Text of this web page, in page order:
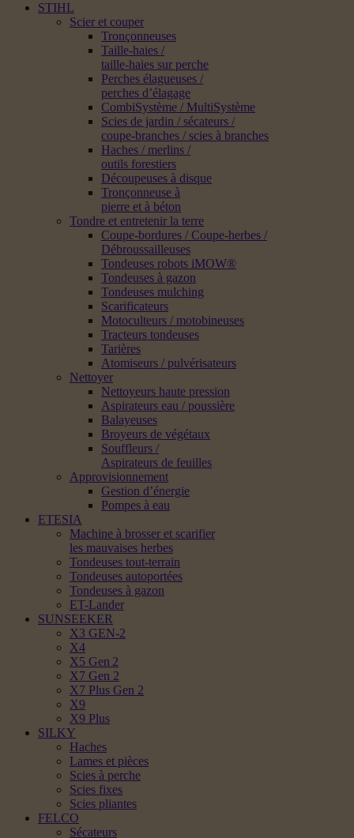
STIHL
Scier et couper
Tronçonneuses
Taille-haies /
taille-haies sur perche
Perches élagueuses /
perches d’élagage
CombiSystème / MultiSystème
Scies de jardin / sécateurs /
coupe-branches / scies à branches
Haches / merlins /
outils forestiers
Découpeuses à disque
Tronçonneuse à
pierre et à béton
Tondre et entretenir la terre
Coupe-bordures / Coupe-herbes /
Débroussailleuses
Tondeuses robots iMOW®
Tondeuses à gazon
Tondeuses mulching
Scarificateurs
Motoculteurs / motobineuses
Tracteurs tondeuses
Tarières
Atomiseurs / pulvérisateurs
Nettoyer
Nettoyeurs haute pression
Aspirateurs eau / poussière
Balayeuses
Broyeurs de végétaux
Souffleurs /
Aspirateurs de feuilles
Approvisionnement
Gestion d’énergie
Pompes à eau
ETESIA
Machine à brosser et scarifier
les mauvaises herbes
Tondeuses tout-terrain
Tondeuses autoportées
Tondeuses à gazon
ET-Lander
SUNSEEKER
X3 GEN-2
X4
X5 Gen 2
X7 Gen 2
X7 Plus Gen 2
X9
X9 Plus
SILKY
Haches
Lames et pièces
Scies à perche
Scies fixes
Scies pliantes
FELCO
Sécateurs